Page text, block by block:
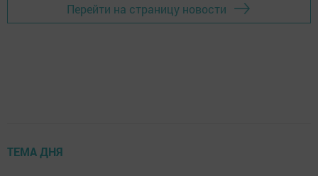
Перейти на страницу новости
ТЕМА ДНЯ